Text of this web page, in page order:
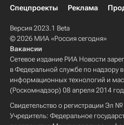
Спецпроекты
Реклама
Версия 2023.1 Beta
© 2026 МИА «Россия сегодня»
Вакансии
Сетевое издание РИА Новости
в Федеральной службе по надзору
информационных технологий и
(Роскомнадзор) 08 апреля 2014
Свидетельство о регистрации Эл
Учредитель: Федеральное